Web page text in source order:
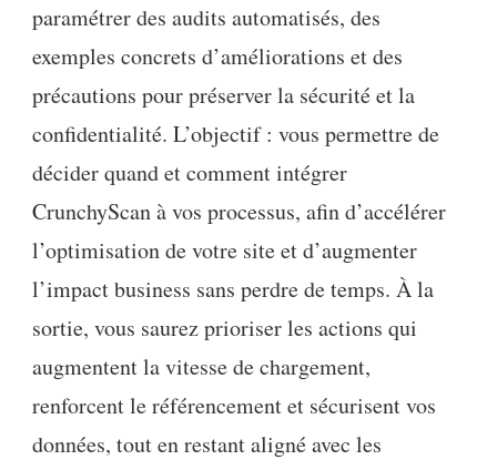
paramétrer des audits automatisés, des
exemples concrets d’améliorations et des
précautions pour préserver la sécurité et la
confidentialité. L’objectif : vous permettre de
décider quand et comment intégrer
CrunchyScan à vos processus, afin d’accélérer
l’optimisation de votre site et d’augmenter
l’impact business sans perdre de temps. À la
sortie, vous saurez prioriser les actions qui
augmentent la vitesse de chargement,
renforcent le référencement et sécurisent vos
données, tout en restant aligné avec les